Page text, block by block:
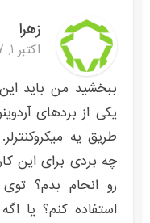
زهرا
اکتبر 1, 2017 در 5:04 ب.ظ
ببخشید من باید
یکی از بردهای
طریق یه
چه بردی برای این
رو انجام بدم؟
استفاده کنم؟ یا